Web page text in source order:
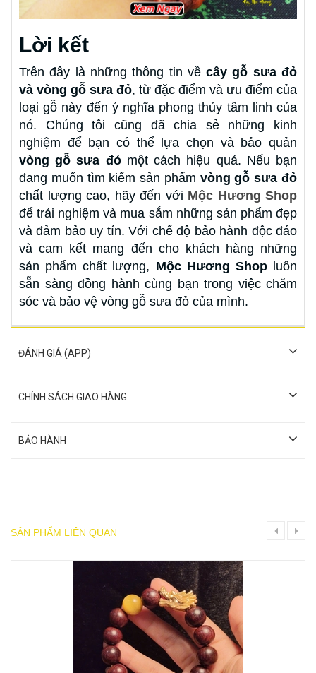
Lời kết
Trên đây là những thông tin vềcây gỗ sưa đỏ
và vòng gỗ sưa đỏ, từ đặc điểm và ưu điểm của
loại gỗ này đến ý nghĩa phong thủy tâm linh của
nó. Chúng tôi cũng đã chia sẻ những kinh
nghiệm để bạn có thể lựa chọn và bảo quản
vòng gỗ sưa đỏmột cách hiệu quả. Nếu bạn
đang muốn tìm kiếm sản phẩm vòng gỗ sưa đỏ
chất lượng cao, hãy đến với Mộc Hương Shop
để trải nghiệm và mua sắm những sản phẩm đẹp
và đảm bảo uy tín. Với chế độ bảo hành độc đáo
và cam kết mang đến cho khách hàng những
sản phẩm chất lượng, Mộc Hương Shopluôn
sẵn sàng đồng hành cùng bạn trong việc chăm
sóc và bảo vệ vòng gỗ sưa đỏ của mình.
ĐÁNH GIÁ (APP)
CHÍNH SÁCH GIAO HÀNG
BẢO HÀNH
SẢN PHẨM LIÊN QUAN